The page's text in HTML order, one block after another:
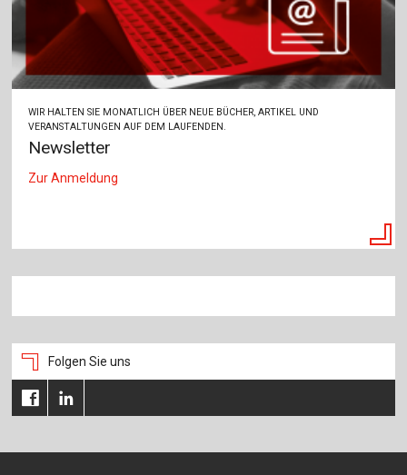
WIR HALTEN SIE MONATLICH ÜBER NEUE BÜCHER, ARTIKEL UND
VERANSTALTUNGEN AUF DEM LAUFENDEN.
Newsletter
Zur Anmeldung
Folgen Sie uns